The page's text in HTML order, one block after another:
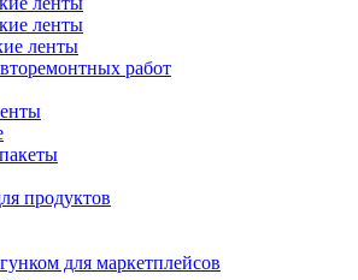
ленты
ленты
работ
продуктов
для маркетплейсов